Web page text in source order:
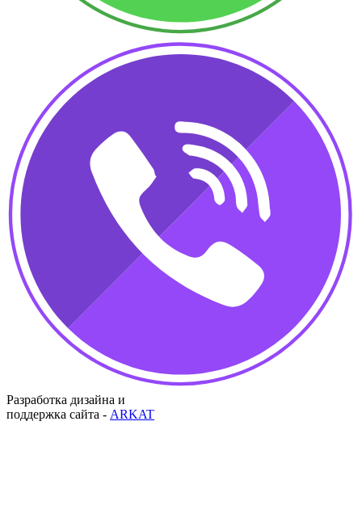
Разработка дизайна и
поддержка сайта - ARKAT